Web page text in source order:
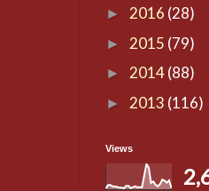
► 2016 (28)
► 2015 (79)
► 2014(88)
► 2013 (116)
Views